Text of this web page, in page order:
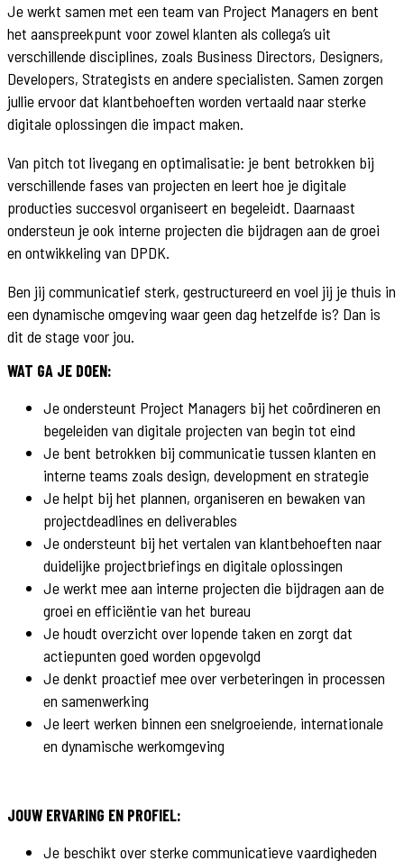
Je werkt samen met een team van Project Managers en bent
het aanspreekpunt voor zowel klanten als collega’s uit
verschillende disciplines, zoals Business Directors, Designers,
Developers, Strategists en andere specialisten. Samen zorgen
jullie ervoor dat klantbehoeften worden vertaald naar sterke
digitale oplossingen die impact maken.
Van pitch tot livegang en optimalisatie: je bent betrokken bij
verschillende fases van projecten en leert hoe je digitale
producties succesvol organiseert en begeleidt. Daarnaast
ondersteun je ook interne projecten die bijdragen aan de groei
en ontwikkeling van DPDK.
Ben jij communicatief sterk, gestructureerd en voel jij je thuis in
een dynamische omgeving waar geen dag hetzelfde is? Dan is
dit de stage voor jou.
WAT GA JE DOEN:
Je ondersteunt Project Managers bij het coördineren en
begeleiden van digitale projecten van begin tot eind
Je bent betrokken bij communicatie tussen klanten en
interne teams zoals design, development en strategie
Je helpt bij het plannen, organiseren en bewaken van
projectdeadlines en deliverables
Je ondersteunt bij het vertalen van klantbehoeften naar
duidelijke projectbriefings en digitale oplossingen
Je werkt mee aan interne projecten die bijdragen aan de
groei en efficiëntie van het bureau
Je houdt overzicht over lopende taken en zorgt dat
actiepunten goed worden opgevolgd
Je denkt proactief mee over verbeteringen in processen
en samenwerking
Je leert werken binnen een snelgroeiende, internationale
en dynamische werkomgeving
JOUW ERVARING EN PROFIEL:
Je beschikt over sterke communicatieve vaardigheden